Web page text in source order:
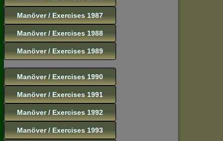
Manöver / Exercises 1987
Manöver / Exercises 1988
Manöver / Exercises 1989
Manöver / Exercises 1990
Manöver / Exercises 1991
Manöver / Exercises 1992
Manöver / Exercises 1993